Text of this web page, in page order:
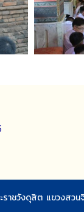
าชวังดุสิต แขวงสว